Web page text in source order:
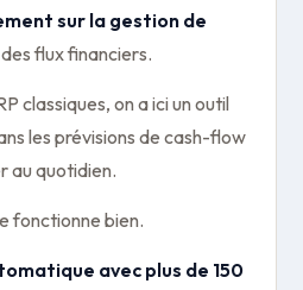
sur la gestion de
flux financiers.
classiques, on a ici un outil
les prévisions de cash-flow
au quotidien.
fonctionne bien.
avec plus de 150